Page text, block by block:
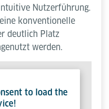
Nutzerführung.
konventionelle
deutlich Platz
werden.
to load the